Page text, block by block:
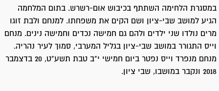
במסגרת הלחימה השתתף בכיבוש אום-רשרש. בתום המלחמה
הגיע למושב שבי-ציון ושם הקים את משפחתו. למנחם ולבת זוגו
מרים נולדו שני ילדים ולהם גם חמישה נכדים וחמישה נינים. מנחם
וייס התגורר במושב שבי-ציון בגליל המערבי, סמוך לעיר נהריה.
מנחם מנפרד וייס נפטר ביום חמישי י"ב טבת תשע"ט, 20 בדצמבר
2018 ונקבר במושבו, שבי ציון.